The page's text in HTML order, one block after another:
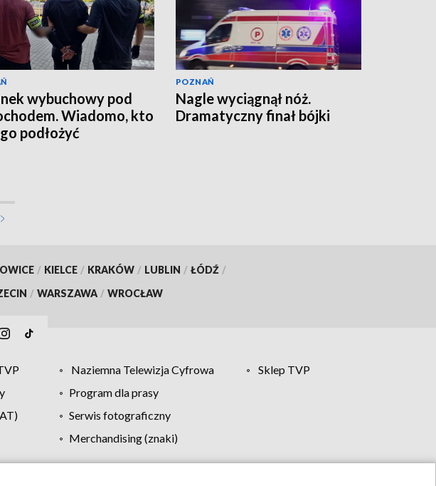
wybuchowy pod
Wiadomo, kto
podłożyć
POZNAŃ
Nagle wyciągnął nóż.
Dramatyczny finał bójki
/ KIELCE / KRAKÓW / LUBLIN / ŁÓDŹ /
/ WARSZAWA / WROCŁAW
Naziemna Telewizja Cyfrowa
Sklep TVP
Program dla prasy
Serwis fotograficzny
Merchandising (znaki)